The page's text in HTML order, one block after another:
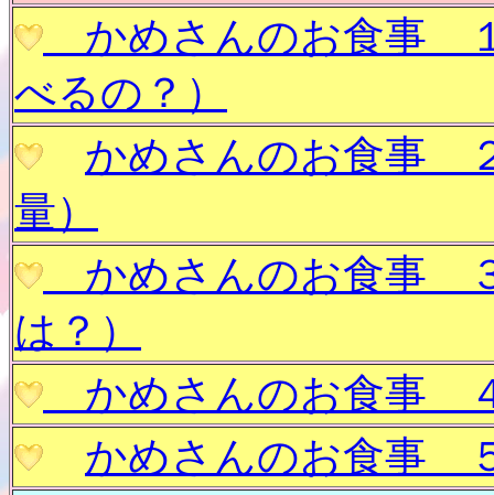
かめさんのお食事
べるの？）
かめさんのお食
量）
かめさんのお食
は？）
かめさんのお食
かめさんのお食